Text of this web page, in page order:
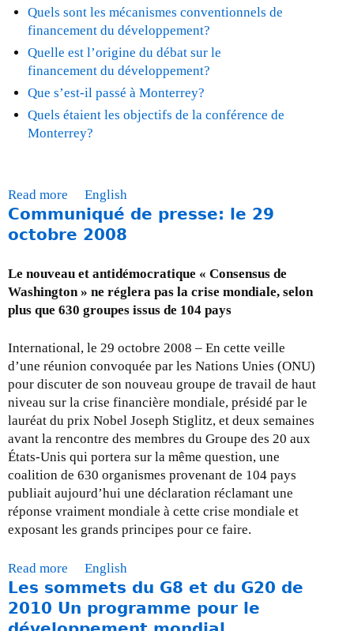
?
J
a
n
i
e
r
0
m
e
t
d
u
2
0
u
i
s
t
i
e
n
d
r
a
e
n
2
0
e
3
0
s
t
e
e
2
G
r
o
u
p
e
p
e
s
r
l
e
c
o
n
t
r
i
b
u
t
i
o
d
e
i
s
e
r
n
)
Quels sont les mécanismes conventionnels de
financement du développement?
Quelle est l’origine du débat sur le
financement du développement?
Que s’est-il passé à Monterrey?
Quels étaient les objectifs de la conférence de
Monterrey?
Read more
b
o
A
F
n
n
e
m
e
d
é
English
Communiqué de presse: le 29
octobre 2008
Le nouveau et antidémocratique « Consensus de
Washington » ne réglera pas la crise mondiale, selon
plus que 630 groupes issus de 104 pays
International, le 29 octobre 2008 – En cette veille
d’une réunion convoquée par les Nations Unies (ONU)
pour discuter de son nouveau groupe de travail de haut
niveau sur la crise financière mondiale, présidé par le
lauréat du prix Nobel Joseph Stiglitz, et deux semaines
avant la rencontre des membres du Groupe des 20 aux
États-Unis qui portera sur la même question, une
coalition de 630 organismes provenant de 104 pays
publiait aujourd’hui une déclaration réclamant une
réponse vraiment mondiale à cette crise mondiale et
exposant les grands principes pour ce faire.
Read more
b
o
u
English
Les sommets du G8 et du G20 de
2010 Un programme pour le